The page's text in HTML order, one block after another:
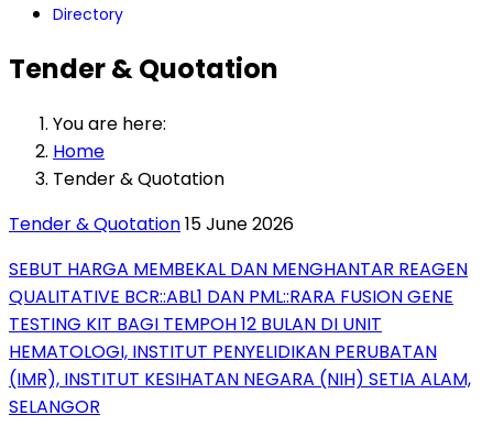
Directory
Tender & Quotation
You are here:
Home
Tender & Quotation
Tender & Quotation15 June 2026
SEBUT HARGA MEMBEKAL DAN MENGHANTAR REAGEN
QUALITATIVE BCR::ABL1 DAN PML::RARA FUSION GENE
TESTING KIT BAGI TEMPOH 12 BULAN DI UNIT
HEMATOLOGI, INSTITUT PENYELIDIKAN PERUBATAN
(IMR), INSTITUT KESIHATAN NEGARA (NIH) SETIA ALAM,
SELANGOR